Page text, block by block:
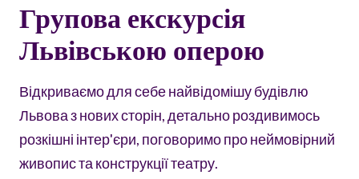
Групова екскурсія
Львівською оперою
Відкриваємо для себе найвідомішу будівлю
Львова з нових сторін, детально роздивимось
розкішні інтер'єри, поговоримо про неймовірний
живопис та конструкції театру.